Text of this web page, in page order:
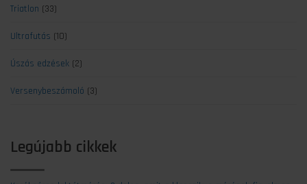
Triatlon (33)
Ultrafutás (10)
Úszás edzések (2)
Versenybeszámoló (3)
Legújabb cikkek